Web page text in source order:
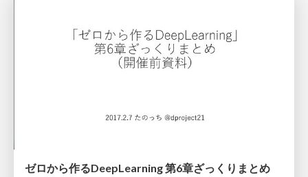
ゼロから作るDeepLearning 第6章ざっくりまとめ